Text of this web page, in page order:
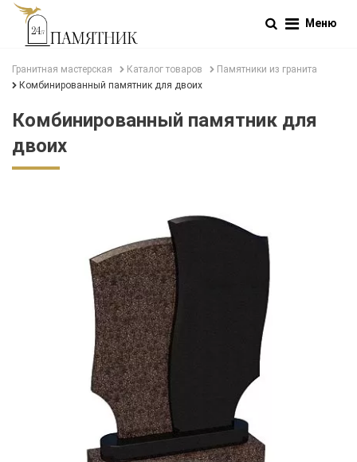
Меню
Гранитная мастерская Каталог товаров
Памятники из гранита
Комбинированный памятник для двоих
Комбинированный памятник для
двоих